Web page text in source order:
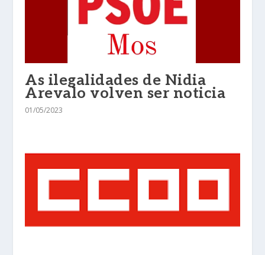
As ilegalidades de Nidia
Arevalo volven ser noticia
01/05/2023